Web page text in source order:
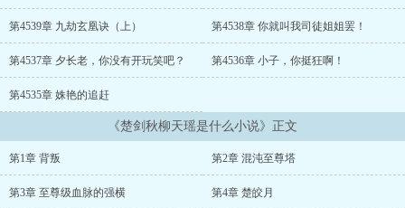
第4539章 九劫玄凰诀（上） 第4538章 你就叫我司徒姐姐罢！
第4537章 夕长老，你没有开玩笑吧？ 第4536章 小子，你挺狂啊！
第4535章 姝艳的追赶
《楚剑秋柳天瑶是什么小说》正文
第1章 背叛 第2章 混沌至尊塔
第3章 至尊级血脉的强横 第4章 楚皎月